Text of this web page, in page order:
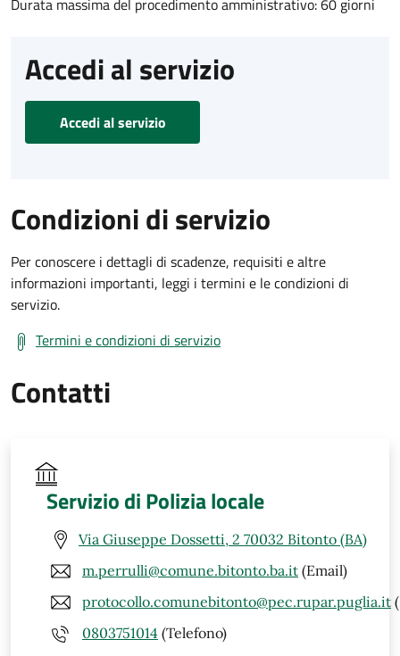
Accedi al servizio
Accedi al servizio
Condizioni di servizio
Per conoscere i dettagli di scadenze, requisiti e altre
informazioni importanti, leggi i termini e le condizioni di
servizio.
Termini e condizioni di servizio
Contatti
Servizio di Polizia locale
Via Giuseppe Dossetti, 2 70032 Bitonto (BA)
m.perrulli@comune.bitonto.ba.it (Email)
protocollo.comunebitonto@pec.rupar.puglia.it
0803751014 (Telefono)